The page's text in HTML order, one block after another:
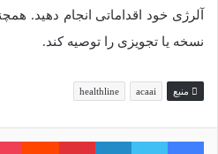
آلرژی خود اقداماتی انجام دهید.
نسخه یا تجویزی را توصیه کند.
منبع acaai
healthline
فیس بوک توییتر لینکدین‫پین‌ترست